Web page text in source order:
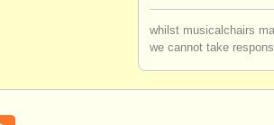
whilst musicalchairs
we cannot take